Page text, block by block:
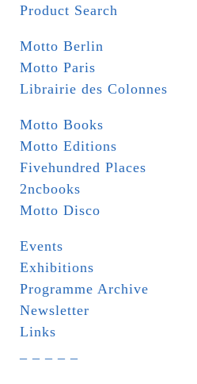
Product Search
Motto Berlin
Motto Paris
Librairie des Colonnes
Motto Books
Motto Editions
Fivehundred Places
2ncbooks
Motto Disco
Events
Exhibitions
Programme Archive
Newsletter
Links